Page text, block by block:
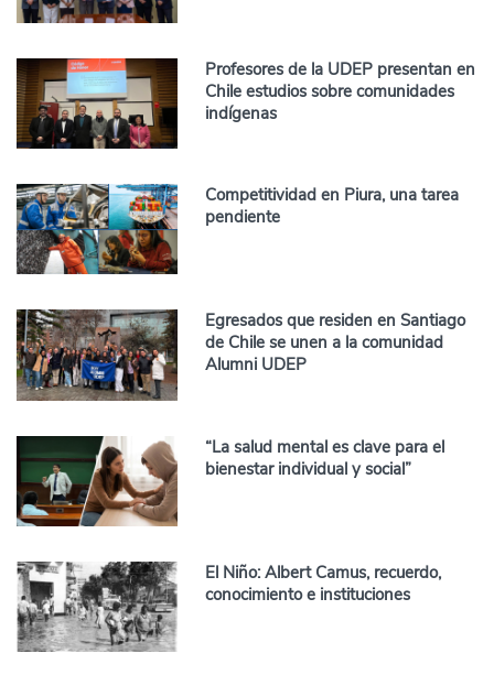
Profesores de la UDEP presentan en
Chile estudios sobre comunidades
indígenas
Competitividad en Piura, una tarea
pendiente
Egresados que residen en Santiago
de Chile se unen a la comunidad
Alumni UDEP
“La salud mental es clave para el
bienestar individual y social”
El Niño: Albert Camus, recuerdo,
conocimiento e instituciones